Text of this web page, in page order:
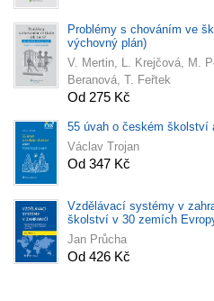
Problémy s chováním ve
výchovný plán)
V. Mertin, L. Krejčová, M.
Beranová, T. Feřtek
Od 275 Kč
55 úvah o českém školství
Václav Trojan
Od 347 Kč
Vzdělávací systémy v
školství v 30 zemích
Jan Průcha
Od 426 Kč